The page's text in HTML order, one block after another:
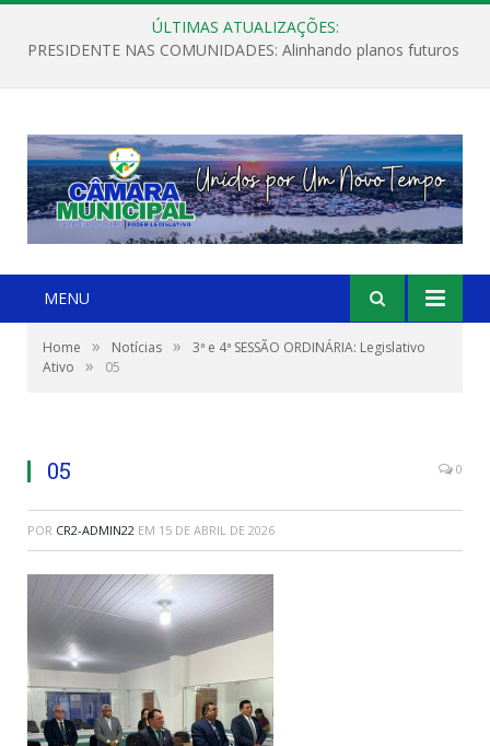
ÚLTIMAS ATUALIZAÇÕES:
PRESIDENTE NAS COMUNIDADES: Alinhando planos futuros
MENU
Home » Notícias »
3ª e 4ª SESSÃO ORDINÁRIA: Legislativo
Ativo
» 05
05 0
POR CR2-ADMIN22 EM 15 DE ABRIL DE 2026